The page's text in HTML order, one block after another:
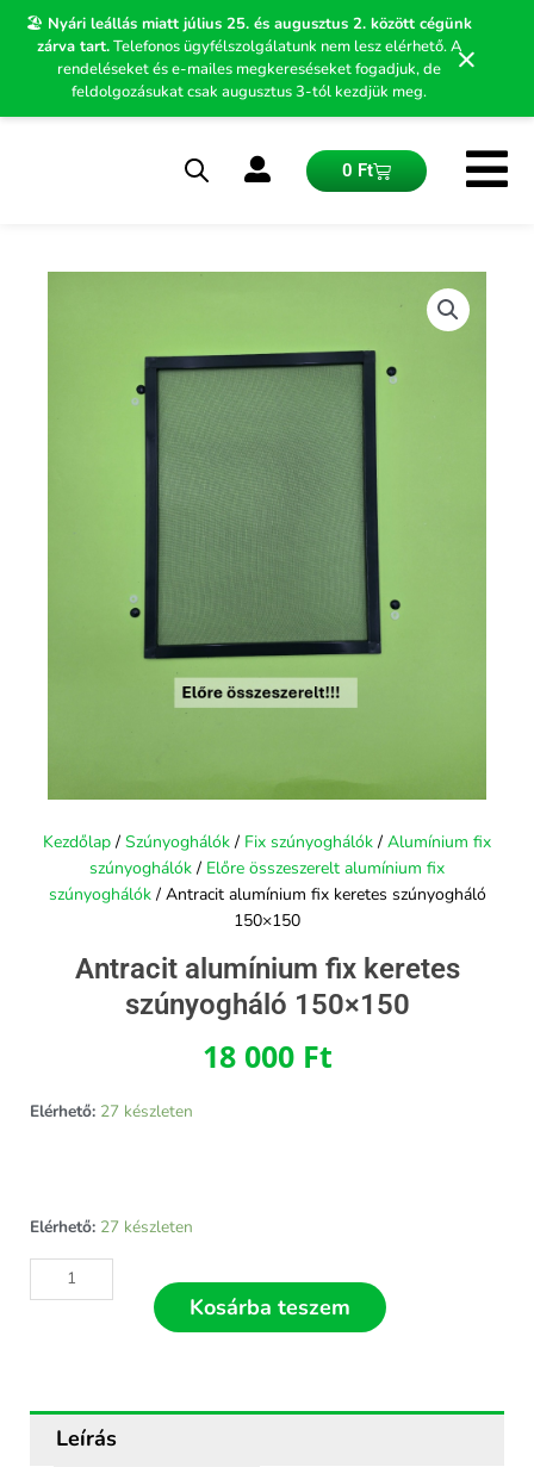
🏖️ Nyári leállás miatt július 25. és augusztus 2. között cégünk
zárva tart.Telefonos ügyfélszolgálatunk nem lesz elérhető. A
rendeléseket és e-mailes megkereséseket fogadjuk, de
feldolgozásukat csak augusztus 3-tól kezdjük meg.
×
Skip
0 FtKosár
Kezdőlap / Szúnyoghálók / Fix szúnyoghálók / Alumínium fix
szúnyoghálók / Előre összeszerelt alumínium fix
szúnyoghálók/ Antracit alumínium fix keretes szúnyogháló
150×150
Antracit alumínium fix keretes
szúnyogháló 150×150
18 000 Ft
Elérhető: 27 készleten
Elérhető: 27 készleten
Antracit
keretes
Kosárba teszem
Leírás